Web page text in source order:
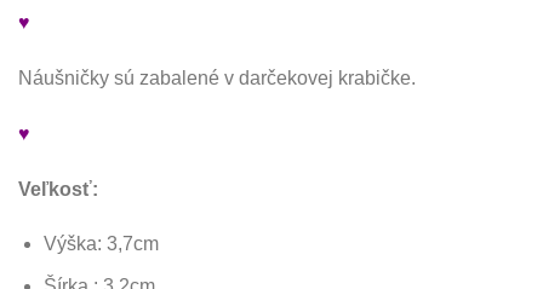
♥
Náušničky sú zabalené v darčekovej krabičke.
♥
Veľkosť:
Výška: 3,7cm